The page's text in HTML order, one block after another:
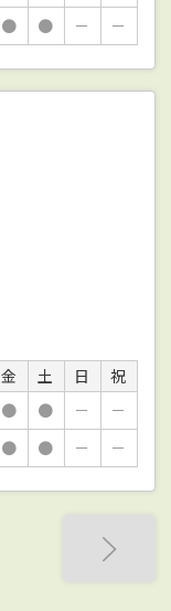
● ● － －
金 土 日
祝
● ● －
－
● ● － －